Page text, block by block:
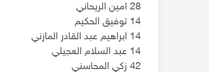
28 امين الريحاني
14 توفيق الحكيم
14 ابراهيم عبد القادر المازني
14 عبد السلام العجيلي
42 زكي المحاسني